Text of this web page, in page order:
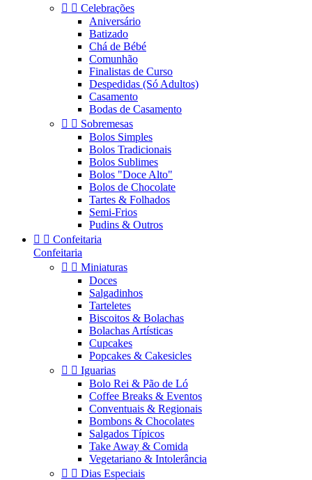
  Celebrações
Aniversário
Batizado
Chá de Bébé
Comunhão
Finalistas de Curso
Despedidas (Só Adultos)
Casamento
Bodas de Casamento
  Sobremesas
Bolos Simples
Bolos Tradicionais
Bolos Sublimes
Bolos "Doce Alto"
Bolos de Chocolate
Tartes & Folhados
Semi-Frios
Pudins & Outros
  Confeitaria
Confeitaria
  Miniaturas
Doces
Salgadinhos
Tarteletes
Biscoitos & Bolachas
Bolachas Artísticas
Cupcakes
Popcakes & Cakesicles
  Iguarias
Bolo Rei & Pão de Ló
Coffee Breaks & Eventos
Conventuais & Regionais
Bombons & Chocolates
Salgados Típicos
Take Away & Comida
Vegetariano & Intolerância
  Dias Especiais